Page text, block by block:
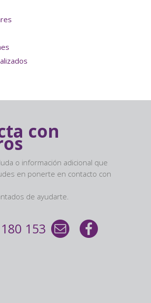
con
o información adicional que
en ponerte en contacto con
de ayudarte.
153